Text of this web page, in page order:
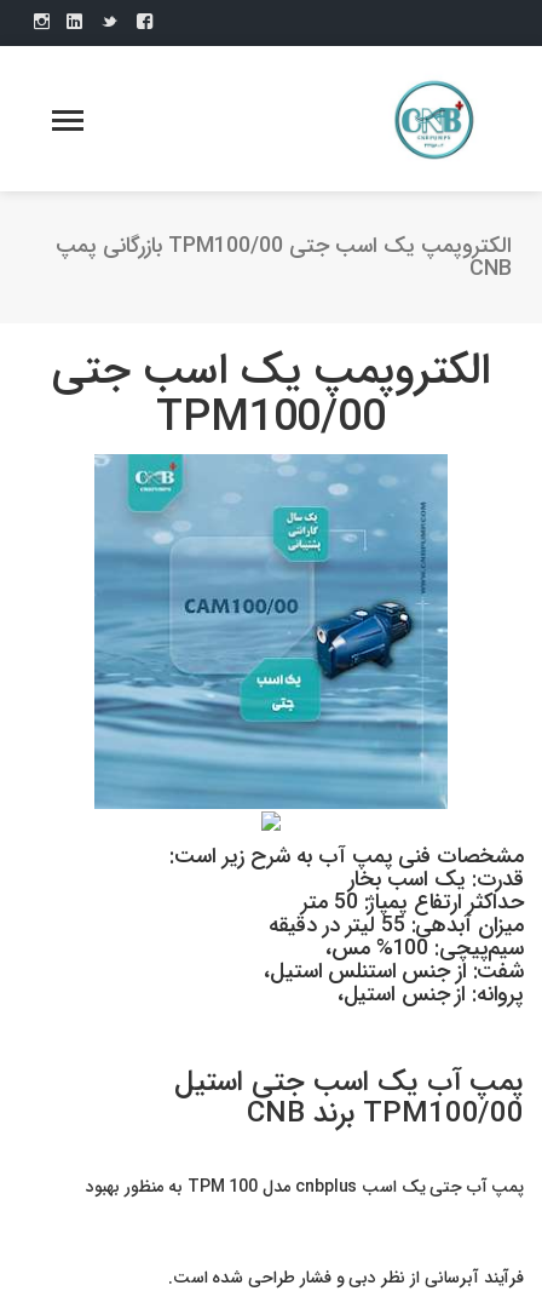
الکتروپمپ یک اسب جتی TPM100/00 بازرگانی پمپ
CNB
الکتروپمپ یک اسب جتی
TPM100/00
مشخصات فنی پمپ آب به شرح زیر است:
قدرت: یک اسب بخار
حداکثر ارتفاع پمپاژ: 50 متر
میزان آبدهی: 55 لیتر در دقیقه
سیم‌پیچی: 100% مس،
شفت: از جنس استنلس استیل،
پروانه: از جنس استیل،
پمپ آب یک اسب جتی استیل
TPM100/00 برند CNB
پمپ آب جتی یک اسب cnbplus مدل TPM 100 به منظور بهبود
فرآیند آبرسانی از نظر دبی و فشار طراحی شده است.